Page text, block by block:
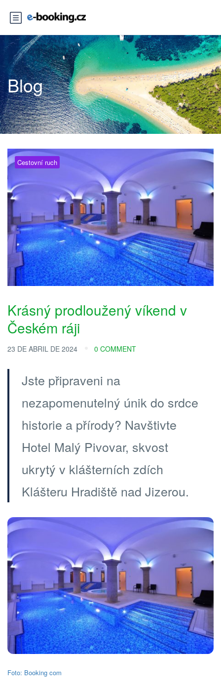
Blog
Cestovní ruch
Krásný prodloužený víkend v
Českém ráji
23 DE ABRIL DE 2024 0 COMMENT
Jste připraveni na
nezapomenutelný únik do srdce
historie a přírody? Navštivte
Hotel Malý Pivovar, skvost
ukrytý v klášterních zdích
Klášteru Hradiště nad Jizerou.
Foto: Booking com